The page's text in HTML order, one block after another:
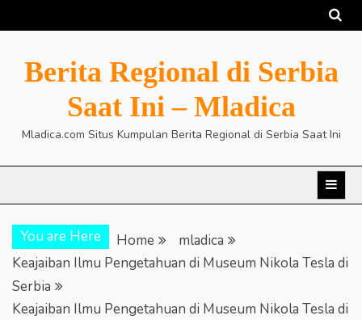
to
Berita Regional di Serbia
Saat Ini – Mladica
Mladica.com Situs Kumpulan Berita Regional di Serbia Saat Ini
You are Here Home
mladica
Keajaiban Ilmu Pengetahuan di Museum Nikola Tesla di
Serbia
Keajaiban Ilmu Pengetahuan di Museum Nikola Tesla di